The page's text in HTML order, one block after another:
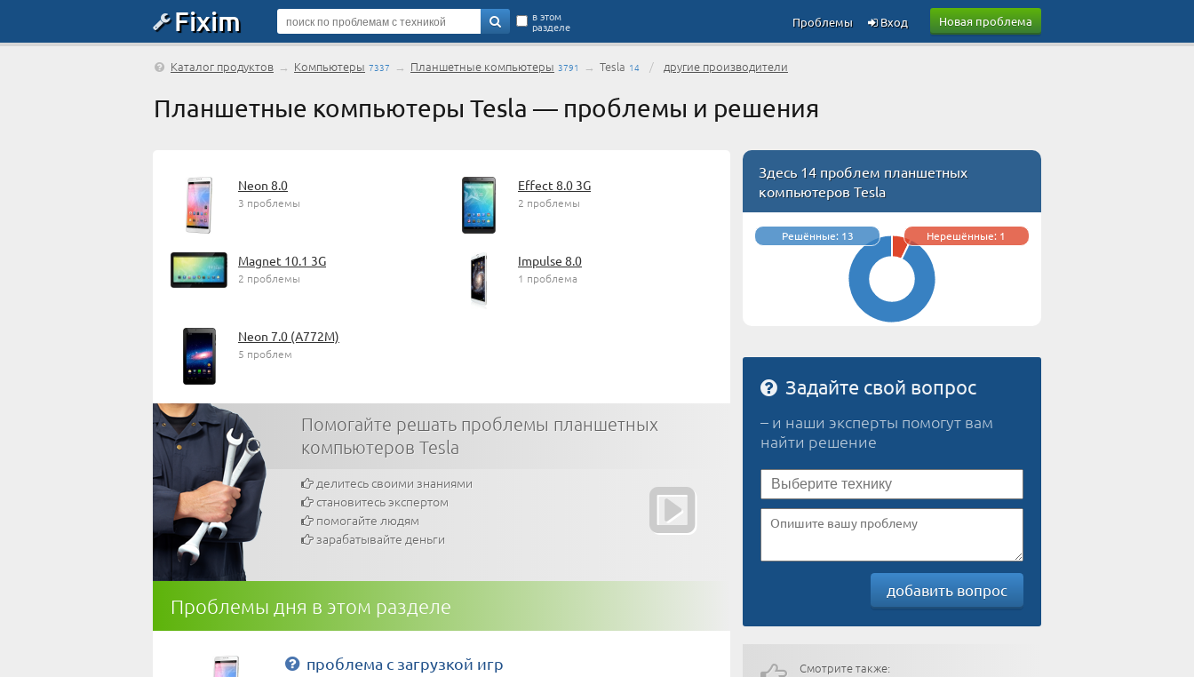
Fixim Новая проблема
в этом
разделе Вход
Проблемы
Каталог продуктов → Компьютеры 7337 → Планшетные компьютеры 3791 → Tesla 14 / другие производители
Планшетные компьютеры Tesla — проблемы и решения
Neon 8.0
3 проблемы
Effect 8.0 3G
2 проблемы
Magnet 10.1 3G
2 проблемы
Impulse 8.0
1 проблема
Neon 7.0 (A772M)
5 проблем
Помогайте решать проблемы планшетных
компьютеров Tesla
делитесь своими знаниями
становитесь экспертом
помогайте людям
зарабатывайте деньги
Проблемы дня в этом разделе
проблема с загрузкой игр
Здесь 14 проблем планшетных
компьютеров Tesla
Решённые: 13 Нерешённые: 1
Задайте свой вопрос
– и наши эксперты помогут вам
найти решение
добавить вопрос
Смотрите также: